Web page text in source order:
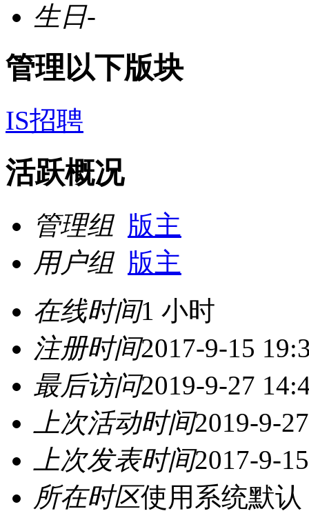
生日-
管理以下版块
IS招聘
活跃概况
管理组 版主
用户组 版主
在线时间1 小时
注册时间2017-9-15
最后访问2019-9-27
上次活动时间2019-9-
上次发表时间2017-9-
所在时区使用系统默认